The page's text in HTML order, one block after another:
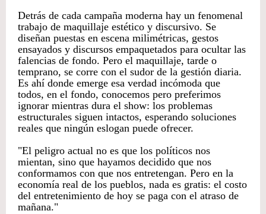
​Detrás de cada campaña moderna hay un fenomenal
trabajo de maquillaje estético y discursivo. Se
diseñan puestas en escena milimétricas, gestos
ensayados y discursos empaquetados para ocultar las
falencias de fondo. Pero el maquillaje, tarde o
temprano, se corre con el sudor de la gestión diaria.
Es ahí donde emerge esa verdad incómoda que
todos, en el fondo, conocemos pero preferimos
ignorar mientras dura el show: los problemas
estructurales siguen intactos, esperando soluciones
reales que ningún eslogan puede ofrecer.
​"El peligro actual no es que los políticos nos
mientan, sino que hayamos decidido que nos
conformamos con que nos entretengan. Pero en la
economía real de los pueblos, nada es gratis: el costo
del entretenimiento de hoy se paga con el atraso de
mañana."